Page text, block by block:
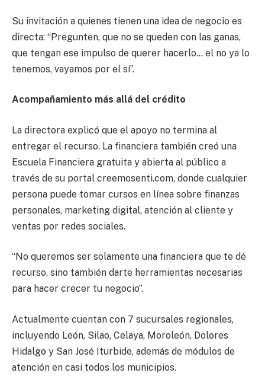
Su invitación a quienes tienen una idea de negocio es
directa: “Pregunten, que no se queden con las ganas,
que tengan ese impulso de querer hacerlo… el no ya lo
tenemos, vayamos por el sí”.
Acompañamiento más allá del crédito
La directora explicó que el apoyo no termina al
entregar el recurso. La financiera también creó una
Escuela Financiera gratuita y abierta al público a
través de su portal creemosenti.com, donde cualquier
persona puede tomar cursos en línea sobre finanzas
personales, marketing digital, atención al cliente y
ventas por redes sociales.
“No queremos ser solamente una financiera que te dé
recurso, sino también darte herramientas necesarias
para hacer crecer tu negocio”.
Actualmente cuentan con 7 sucursales regionales,
incluyendo León, Silao, Celaya, Moroleón, Dolores
Hidalgo y San José Iturbide, además de módulos de
atención en casi todos los municipios.